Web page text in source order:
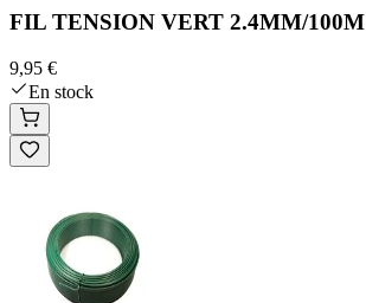
FIL TENSION VERT 2.4MM/100M
9,95 €
En stock